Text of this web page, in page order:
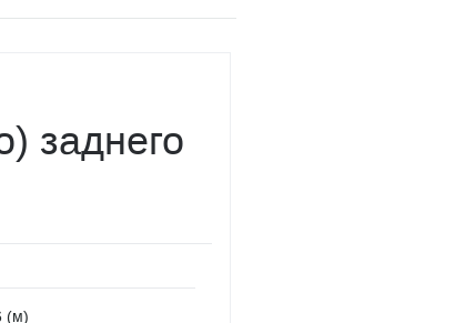
заднего
(м)